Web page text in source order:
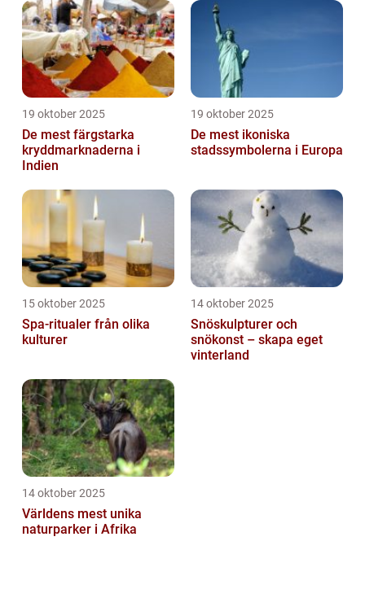
19 oktober 2025
De mest färgstarka
kryddmarknaderna i
Indien
19 oktober 2025
De mest ikoniska
stadssymbolerna i Europa
15 oktober 2025
Spa-ritualer från olika
kulturer
14 oktober 2025
Snöskulpturer och
snökonst – skapa eget
vinterland
14 oktober 2025
Världens mest unika
naturparker i Afrika